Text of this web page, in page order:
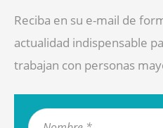
Reciba en su e-mail de
actualidad indispensable
trabajan con personas